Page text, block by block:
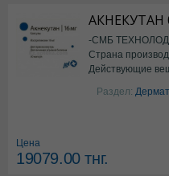
АКНЕКУТАН
-СМБ
Страна
Действующие
Раздел:
Цена
19079.00тнг.